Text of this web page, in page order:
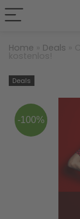
Home Deals
Deals
-100%